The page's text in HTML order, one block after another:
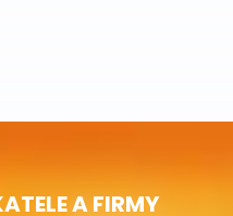
A FIRMY